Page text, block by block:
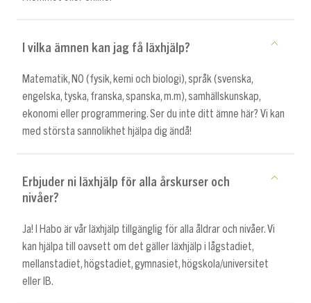
I vilka ämnen kan jag få läxhjälp?
Matematik, NO (fysik, kemi och biologi), språk (svenska,
engelska, tyska, franska, spanska, m.m), samhällskunskap,
ekonomi eller programmering. Ser du inte ditt ämne här? Vi kan
med största sannolikhet hjälpa dig ändå!
Erbjuder ni läxhjälp för alla årskurser och
nivåer?
Ja! I Habo är vår läxhjälp tillgänglig för alla åldrar och nivåer. Vi
kan hjälpa till oavsett om det gäller läxhjälp i lågstadiet,
mellanstadiet, högstadiet, gymnasiet, högskola/universitet
eller IB.